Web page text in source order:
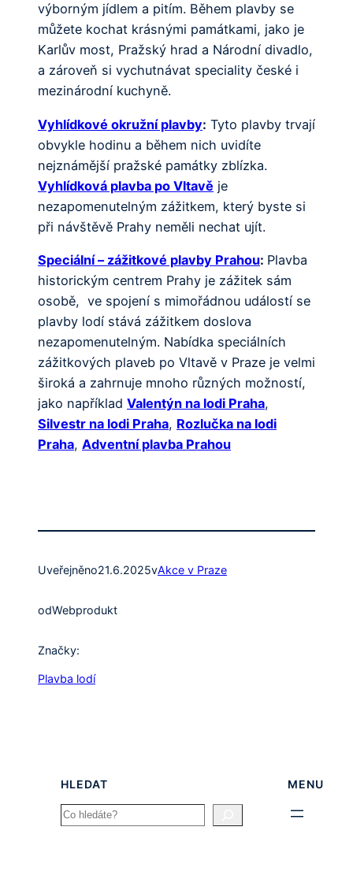
výborným jídlem a pitím. Během plavby se
můžete kochat krásnými památkami, jako je
Karlův most, Pražský hrad a Národní divadlo,
a zároveň si vychutnávat speciality české i
mezinárodní kuchyně.
Vyhlídkové okružní plavby: Tyto plavby trvají
obvykle hodinu a během nich uvidíte
nejznámější pražské památky zblízka.
Vyhlídková plavba po Vltavě je
nezapomenutelným zážitkem, který byste si
při návštěvě Prahy neměli nechat ujít.
Speciální – zážitkové plavby Prahou: Plavba
historickým centrem Prahy je zážitek sám
osobě, ve spojení s mimořádnou událostí se
plavby lodí stává zážitkem doslova
nezapomenutelným. Nabídka speciálních
zážitkových plaveb po Vltavě v Praze je velmi
široká a zahrnuje mnoho různých možností,
jako například Valentýn na lodi Praha,
Silvestr na lodi Praha, Rozlučka na lodi
Praha, Adventní plavba Prahou
Uveřejněno21.6.2025vAkce v Praze
odWebprodukt
Značky:
Plavba lodí
HLEDAT
Search
MENU